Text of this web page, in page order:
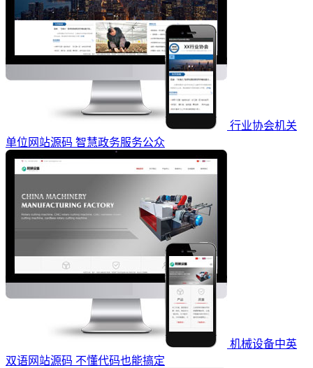
行业协会机关
单位网站源码 智慧政务服务公众
机械设备中英
双语网站源码 不懂代码也能搞定